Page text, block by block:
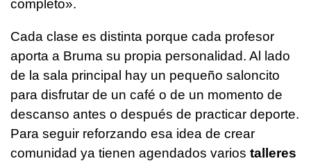
completo».
Cada clase es distinta porque cada profesor
aporta a Bruma su propia personalidad. Al lado
de la sala principal hay un pequeño saloncito
para disfrutar de un café o de un momento de
descanso antes o después de practicar deporte.
Para seguir reforzando esa idea de crear
comunidad ya tienen agendados varios talleres